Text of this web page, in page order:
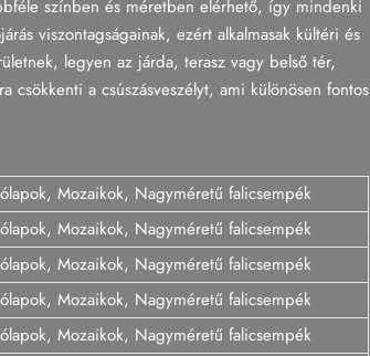
színben és méretben elérhető, így mindenki
viszontagságainak, ezért alkalmasak kültéri és
legyen az járda, terasz vagy belső tér,
a csúszásveszélyt, ami különösen fontos
Mozaikok, Nagyméretű falicsempék
Mozaikok, Nagyméretű falicsempék
Mozaikok, Nagyméretű falicsempék
Mozaikok, Nagyméretű falicsempék
Mozaikok, Nagyméretű falicsempék